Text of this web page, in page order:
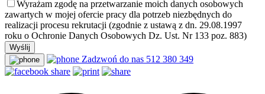
Wyrażam zgodę na przetwarzanie moich danych osobowych
zawartych w mojej ofercie pracy dla potrzeb niezbędnych do
realizacji procesu rekrutacji (zgodnie z ustawą z dn. 29.08.1997
roku o Ochronie Danych Osobowych Dz. Ust. Nr 133 poz. 883)
Zadzwoń do nas 512 380 349